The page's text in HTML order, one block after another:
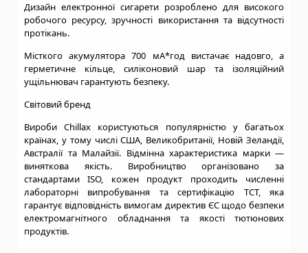
Дизайн електронної сигарети розроблено для високого
робочого ресурсу, зручності використання та відсутності
протікань.
Місткого акумулятора 700 мА*год вистачає надовго, а
герметичне кільце, силіконовий шар та ізоляційний
ущільнювач гарантують безпеку.
Світовий бренд
Вироби Chillax користуються популярністю у багатьох
країнах, у тому числі США, Великобританії, Новій Зеландії,
Австралії та Малайзії. Відмінна характеристика марки —
виняткова якість. Виробництво організовано за
стандартами ISO, кожен продукт проходить численні
лабораторні випробування та сертифікацію TCT, яка
гарантує відповідність вимогам директив ЄС щодо безпеки
електромагнітного обладнання та якості тютюнових
продуктів.